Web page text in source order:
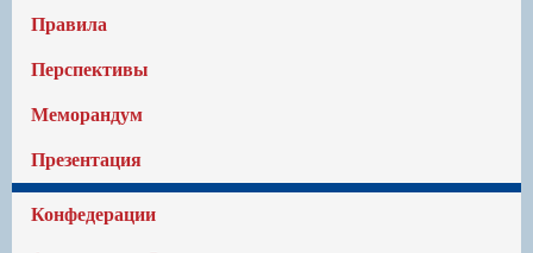
Правила
Перспективы
Меморандум
Презентация
Конфедерации